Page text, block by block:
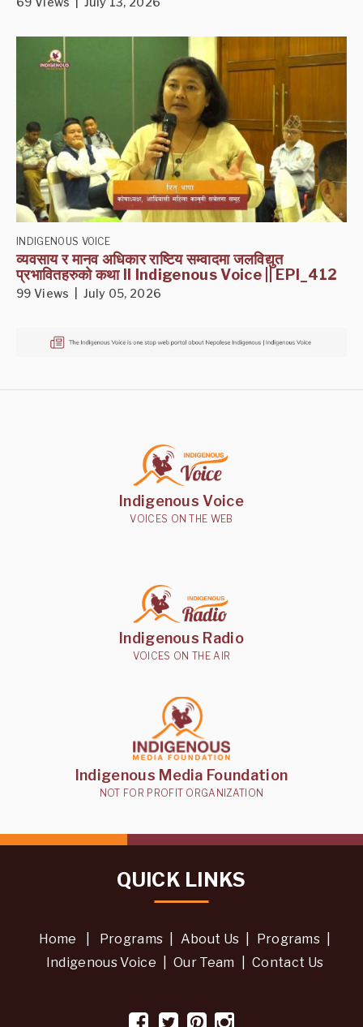
INDIGENOUS VOICE
व्यवसाय र मानव अधिकार राष्टिय सम्वादमा जलविद्युत
प्रभावितहरुको कथा II Indigenous Voice || EPI_412
99 Views | July 05, 2026
Indigenous Voice
VOICES ON THE WEB
Indigenous Radio
VOICES ON THE AIR
Indigenous Media Foundation
NOT FOR PROFIT ORGANIZATION
QUICK LINKS
Home Programs About Us Programs
Indigenous Voice
Our Team Contact Us